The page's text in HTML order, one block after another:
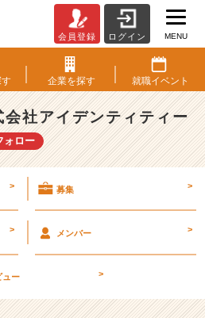
会員登録 ログイン MENU
企業を探す 就職イベント
会社アイデンティティー
ォロー
> 募集 >
> メンバー >
ュー >